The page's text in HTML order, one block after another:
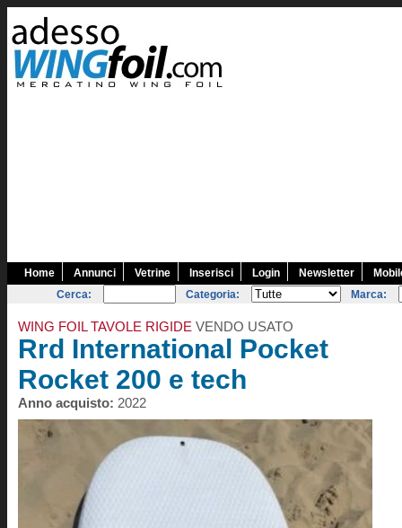
Home Annunci Vetrine Inserisci Login Newsletter
Cerca:
Categoria: Marca:
WING FOIL TAVOLE RIGIDE VENDO USATO
Rrd International Pocket
Rocket 200 e tech
Anno acquisto: 2022